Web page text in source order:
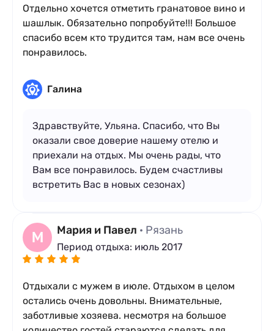
Отдельно хочется отметить гранатовое вино и
шашлык. Обязательно попробуйте!!! Большое
спасибо всем кто трудится там, нам все очень
понравилось.
Галина
Здравствуйте, Ульяна. Спасибо, что Вы
оказали свое доверие нашему отелю и
приехали на отдых. Мы очень рады, что
Вам все понравилось. Будем счастливы
встретить Вас в новых сезонах)
М Мария и Павел · Рязань
Период отдыха: июль 2017
Отдыхали с мужем в июле. Отдыхом в целом
остались очень довольны. Внимательные,
заботливые хозяева. несмотря на большое